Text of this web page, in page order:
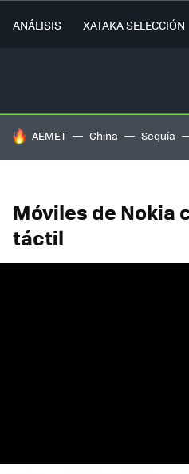
ANÁLISIS XATAKA SELECCIÓN
HOY SE HABLA DE
AEMET China Sequía
Móviles de Nokia
táctil